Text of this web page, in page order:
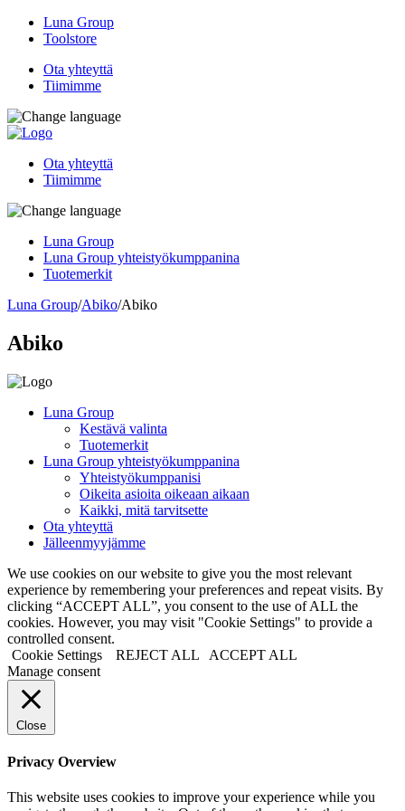
Luna Group
Toolstore
Ota yhteyttä
Tiimimme
Ota yhteyttä
Tiimimme
Luna Group
Luna Group yhteistyökumppanina
Tuotemerkit
Luna Group/Abiko/Abiko
Abiko
Luna Group
Kestävä valinta
Tuotemerkit
Luna Group yhteistyökumppanina
Yhteistyökumppanisi
Oikeita asioita oikeaan aikaan
Kaikki, mitä tarvitsette
Ota yhteyttä
Jälleenmyyjämme
We use cookies on our website to give you the most relevant
experience by remembering your preferences and repeat visits. By
clicking “ACCEPT ALL”, you consent to the use of ALL the
cookies. However, you may visit "Cookie Settings" to provide a
controlled consent.
Cookie Settings
REJECT ALL
ACCEPT ALL
Manage consent
Close
Privacy Overview
This website uses cookies to improve your experience while you